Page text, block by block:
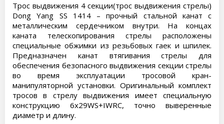
Трос выдвижения 4 секции(трос выдвижения стрелы)
Dong Yang SS 1414 – прочный стальной канат с
металлическим сердечником внутри. На концах
каната телескопирования стрелы расположены
специальные обжимки из резьбовых гаек и шпилек.
Предназначен канат втягивания стрелы для
обеспечения безопасного выдвижения секции стрелы
во время эксплуатации тросовой кран-
манипуляторной установки. Оригинальный комплект
тросов в стрелу выдвижения имеет специальную
конструкцию 6х29WS+IWRC, точно выверенные
диаметр и длину.